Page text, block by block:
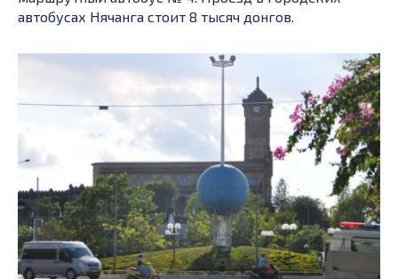
автобусах Нячанга стоит 8 тысяч донгов.